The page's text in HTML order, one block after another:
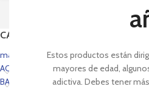
Estos productos están
mayores de edad,
adictiva. Debes tener
CATEGORÍAS
mas vendidos portada
ACCESORIOS
BASES Y AROMAS